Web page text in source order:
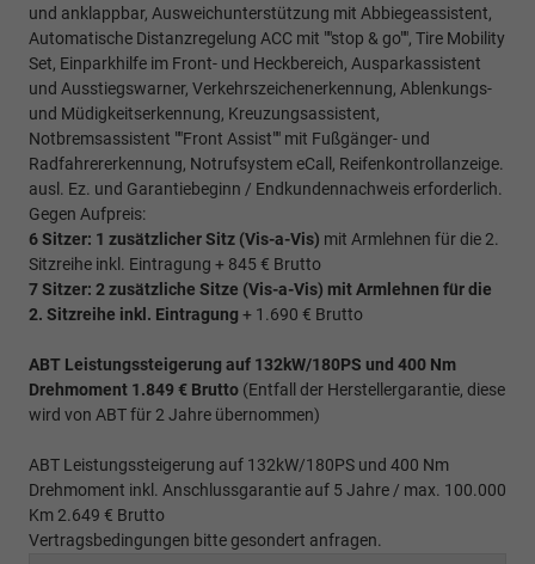
und anklappbar, Ausweichunterstützung mit Abbiegeassistent,
Automatische Distanzregelung ACC mit ""stop & go"", Tire Mobility
Set, Einparkhilfe im Front- und Heckbereich, Ausparkassistent
und Ausstiegswarner, Verkehrszeichenerkennung, Ablenkungs-
und Müdigkeitserkennung, Kreuzungsassistent,
Notbremsassistent ""Front Assist"" mit Fußgänger- und
Radfahrererkennung, Notrufsystem eCall, Reifenkontrollanzeige.
ausl. Ez. und Garantiebeginn / Endkundennachweis erforderlich.
Gegen Aufpreis:
6 Sitzer: 1 zusätzlicher Sitz (Vis-a-Vis) mit Armlehnen für die 2.
Sitzreihe inkl. Eintragung + 845 € Brutto
7 Sitzer: 2 zusätzliche Sitze (Vis-a-Vis) mit Armlehnen für die
2. Sitzreihe inkl. Eintragung + 1.690 € Brutto
ABT Leistungssteigerung auf 132kW/180PS und 400 Nm
Drehmoment 1.849 € Brutto (Entfall der Herstellergarantie, diese
wird von ABT für 2 Jahre übernommen)
ABT Leistungssteigerung auf 132kW/180PS und 400 Nm
Drehmoment inkl. Anschlussgarantie auf 5 Jahre / max. 100.000
Km 2.649 € Brutto
Vertragsbedingungen bitte gesondert anfragen.